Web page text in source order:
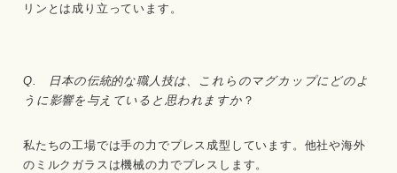
リンとは成り立っています。
Q. 日本の伝統的な職人技は、これらのマグカップにどのよ
うに影響を与えていると思われますか ？
私たちの工場では手の力でプレス成型しています。他社や海外
のミルクガラスは機械の力でプレスします。